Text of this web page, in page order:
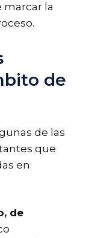
la
de
de las
que
en
de